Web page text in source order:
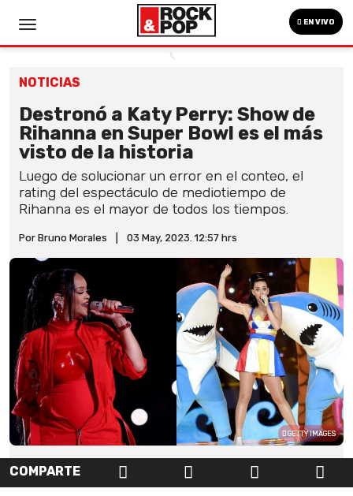
EN VIVO
NOTICIAS
Destronó a Katy Perry: Show de
Rihanna en Super Bowl es el más
visto de la historia
Luego de solucionar un error en el conteo, el
rating del espectáculo de mediotiempo de
Rihanna es el mayor de todos los tiempos.
Por Bruno Morales 03 May, 2023. 12:57 hrs
GETTY IMAGES
COMPARTE